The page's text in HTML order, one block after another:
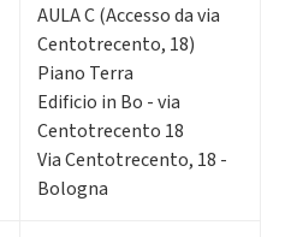
AULA C (Accesso da via
Centotrecento, 18)
Piano Terra
Edificio in Bo - via
Centotrecento 18
Via Centotrecento, 18 -
Bologna